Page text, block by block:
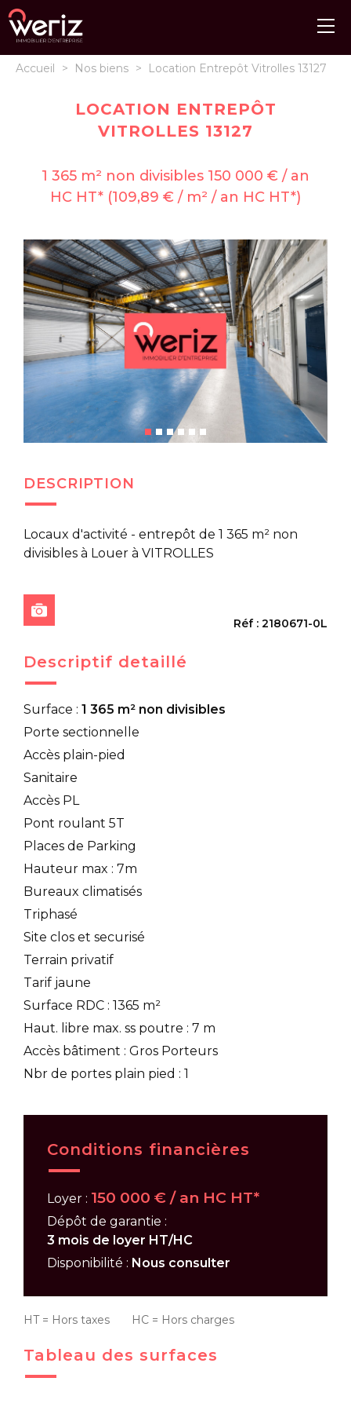
Accueil > Nos biens > Location Entrepôt Vitrolles 13127
LOCATION ENTREPÔT
VITROLLES 13127
1 365 m² non divisibles 150 000 € / an
HC HT* (109,89 € / m² / an HC HT*)
DESCRIPTION
Locaux d'activité - entrepôt de 1 365 m² non
divisibles à Louer à VITROLLES
Réf : 2180671-0L
Descriptif detaillé
Surface : 1 365 m² non divisibles
Porte sectionnelle
Accès plain-pied
Sanitaire
Accès PL
Pont roulant 5T
Places de Parking
Hauteur max : 7m
Bureaux climatisés
Triphasé
Site clos et securisé
Terrain privatif
Tarif jaune
Surface RDC : 1365 m²
Haut. libre max. ss poutre : 7 m
Accès bâtiment : Gros Porteurs
Nbr de portes plain pied : 1
Conditions financières
Loyer : 150 000 € / an HC HT*
Dépôt de garantie :
3 mois de loyer HT/HC
Disponibilité : Nous consulter
HT = Hors taxes HC = Hors charges
Tableau des surfaces